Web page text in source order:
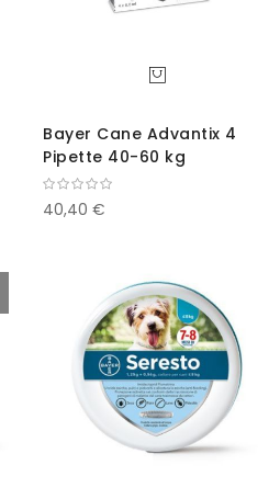
Bayer Cane Advantix 4
Pipette 40-60 kg
40,40 €